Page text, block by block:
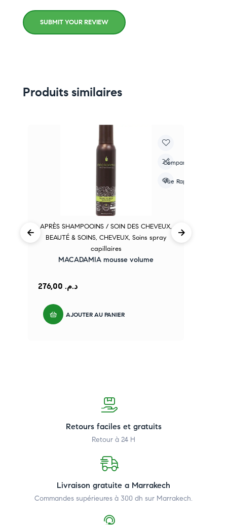
SUBMIT YOUR REVIEW
Produits similaires
Compare
Vue Rapide
APRÈS SHAMPOOINS / SOIN DES CHEVEUX,
BEAUTÉ & SOINS, CHEVEUX, Soins spray
capillaires
MACADAMIA mousse volume
د.م.
AJOUTER AU PANIER
Retours faciles et gratuits
Retour à 24 H
Livraison gratuite a Marrakech
Commandes supérieures à 300 dh sur Marrakech.